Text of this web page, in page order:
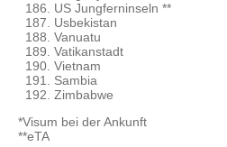
US Jungferninseln **
Usbekistan
Vanuatu
Vatikanstadt
Vietnam
Sambia
Zimbabwe
*Visum bei der Ankunft
**eTA